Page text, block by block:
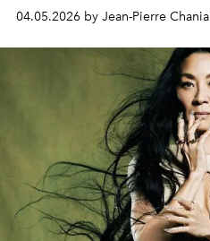
04.05.2026 by Jean-Pierre Chanial